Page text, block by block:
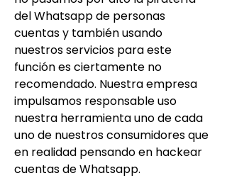
del Whatsapp de personas
cuentas y también usando
nuestros servicios para este
función es ciertamente no
recomendado. Nuestra empresa
impulsamos responsable uso
nuestra herramienta uno de cada
uno de nuestros consumidores que
en realidad pensando en hackear
cuentas de Whatsapp.